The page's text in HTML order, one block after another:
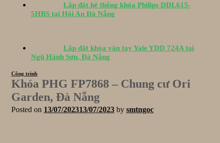
Lắp đặt hệ thống khóa Philips DDL615-
5HBS tại Hội An Đà Nẵng
Lắp đặt khóa vân tay Yale YDD 724A tại
Ngũ Hành Sơn, Đà Nẵng
Công trình
Khóa PHG FP7868 – Chung cư Ori
Garden, Đà Nẵng
Posted on 13/07/202313/07/2023 by smtngoc